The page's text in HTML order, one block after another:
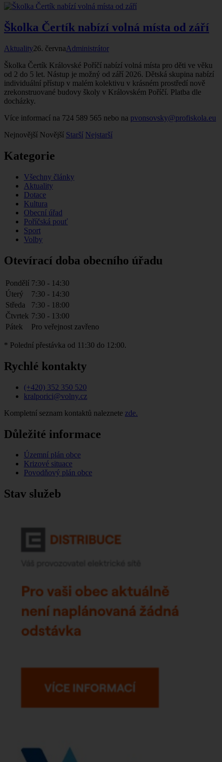
Školka Čertík nabízí volná místa od září
Aktuality26. červnaAdministrátor
Školka Čertík Královské Poříčí nabízí volná místa pro děti ve věku
od 2 do 5 let. Nástup je možný od září 2026. Dětská skupina nabízí
individuální přístup v malém kolektivu v krásném prostředí nově
zrekonstruované budovy školy v Královském Poříčí. Platba dle
docházky.
Více informací na 724 589 565 nebo na pvonsovsky@profiskola.eu
Nejnovější Novější Starší Nejstarší
Kategorie
Všechny články
Aktuality
Dotace
Kultura
Obecní úřad
Poříčská pouť
Sport
Volby
Otevírací doba obecního úřadu
Pondělí 7:30 - 14:30
Úterý
7:30 - 14:30
Středa
7:30 - 18:00
Čtvrtek 7:30 - 13:00
Pátek
Pro veřejnost zavřeno
* Polední přestávka od 11:30 do 12:00.
Rychlé kontakty
(+420) 352 350 520
kralporici@volny.cz
Kompletní seznam kontaktů naleznete zde.
Důležité informace
Územní plán obce
Krizové situace
Povodňový plán obce
Stav služeb